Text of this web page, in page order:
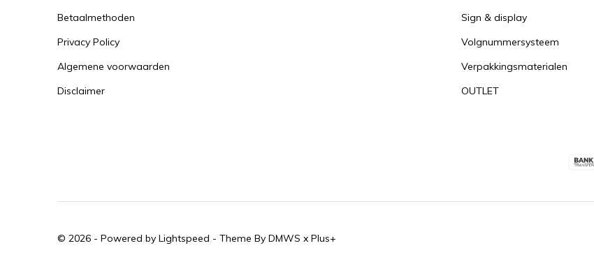
Betaalmethoden
Privacy Policy
Algemene voorwaarden
Disclaimer
Sign & display
Volgnummersysteem
Verpakkingsmaterialen
OUTLET
© 2026 - Powered by Lightspeed - Theme By DMWS x Plus+